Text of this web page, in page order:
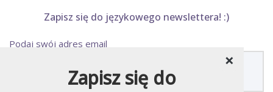
Zapisz się do językowego newslettera! :)
Podaj swój adres email
Zapisz się do
×